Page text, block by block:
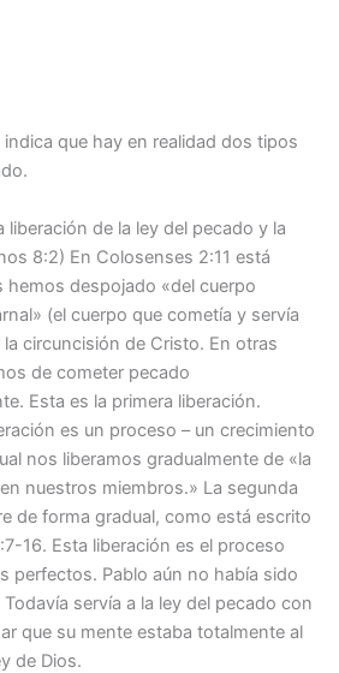
que hay en realidad dos tipos
liberación de la ley del pecado y la
8:2) En Colosenses 2:11 está
hemos despojado «del cuerpo
(el cuerpo que cometía y servía
circuncisión de Cristo. En otras
de cometer pecado
Esta es la primera liberación.
es un proceso – un crecimiento
nos liberamos gradualmente de «la
nuestros miembros.» La segunda
de forma gradual, como está escrito
16. Esta liberación es el proceso
perfectos. Pablo aún no había sido
servía a la ley del pecado con
que su mente estaba totalmente al
de Dios.